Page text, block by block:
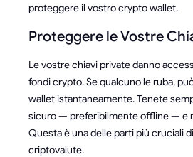
proteggere il vostro crypto wallet.
Proteggere le Vostre
Le vostre chiavi private danno
fondi crypto. Se qualcuno le ruba,
wallet istantaneamente. Tenete
sicuro — preferibilmente offline — e
Questa è una delle parti più cruciali
criptovalute.